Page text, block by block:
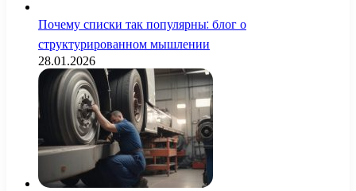
Почему списки так популярны: блог о
структурированном мышлении
28.01.2026